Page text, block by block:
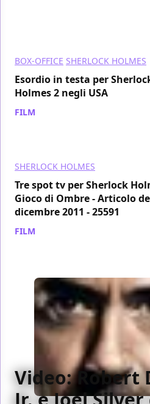
BOX-OFFICE SHERLOCK HOLMES
Esordio in testa per
Holmes 2 negli USA
FILM
SHERLOCK HOLMES
Tre spot tv per Sherlock
Gioco di Ombre - Articolo
dicembre 2011 - 25591
FILM
Video: Robert